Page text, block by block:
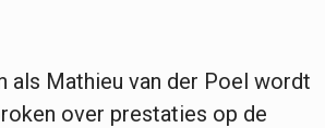
als Mathieu van der Poel wordt
over prestaties op de